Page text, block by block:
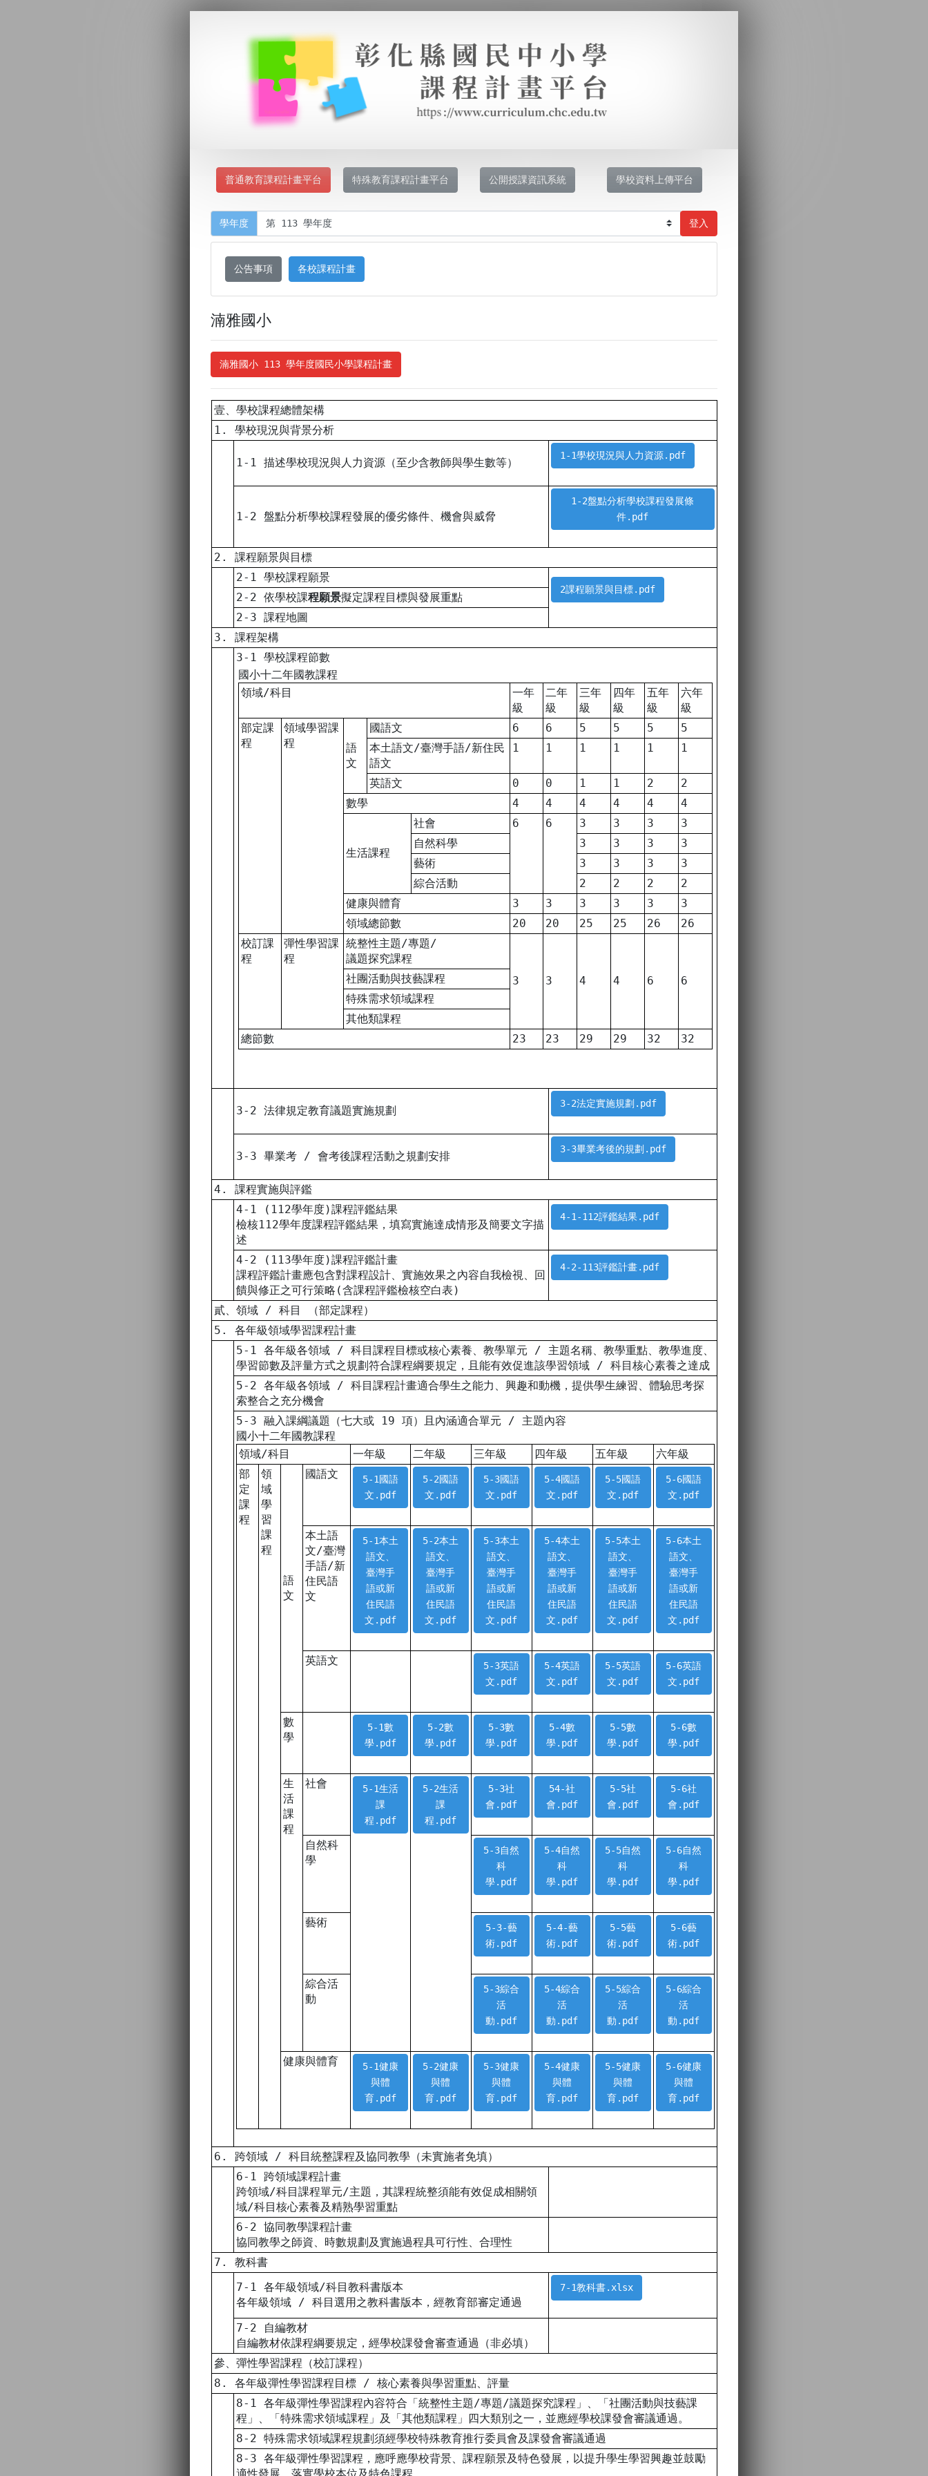
普通教育課程計畫平台 特殊教育課程計畫平台 公開授課資訊系統 學校資料上傳平台
學年度 登入
公告事項 各校課程計畫
湳雅國小
湳雅國小 113 學年度國民小學課程計畫
壹、學校課程總體架構
1. 學校現況與背景分析
1-1 描述學校現況與人力資源（至少含教師與學生數等）
1-1學校現況與人力資源.pdf
1-2 盤點分析學校課程發展的優劣條件、機會與威脅
1-2盤點分析學校課程發展條
件.pdf
2. 課程願景與目標
2-1 學校課程願景
2課程願景與目標.pdf
2-2 依學校課程願景擬定課程目標與發展重點
2-3 課程地圖
3. 課程架構
3-1 學校課程節數
國小十二年國教課程
領域/科目
一年
級
二年
級
三年
級
四年
級
五年
級
六年
級
部定課
程
領域學習課
程
語
文
國語文 6 6 5 5 5
5
本土語文/臺灣手語/新住民
語文
1 1 1 1 1 1
英語文 0 0 1 1 2
2
數學
4 4 4 4 4 4
生活課程
社會 6 6 3 3 3
3
自然科學
3 3 3
3
藝術
3 3 3
3
綜合活動
2 2 2
2
健康與體育
3 3 3 3 3
3
領域總節數
20 20 25 25 26
26
校訂課
程
彈性學習課
程
統整性主題/專題/
議題探究課程
3
3 4 4 6 6
社團活動與技藝課程
特殊需求領域課程
其他類課程
總節數
23 23 29 29 32 32
3-2 法律規定教育議題實施規劃
3-2法定實施規劃.pdf
3-3 畢業考 / 會考後課程活動之規劃安排
3-3畢業考後的規劃.pdf
4. 課程實施與評鑑
4-1 (112學年度)課程評鑑結果
檢核112學年度課程評鑑結果，填寫實施達成情形及簡要文字描
述
4-1-112評鑑結果.pdf
4-2 (113學年度)課程評鑑計畫
課程評鑑計畫應包含對課程設計、實施效果之內容自我檢視、回
饋與修正之可行策略(含課程評鑑檢核空白表)
4-2-113評鑑計畫.pdf
貳、領域 / 科目 （部定課程）
5. 各年級領域學習課程計畫
5-1 各年級各領域 / 科目課程目標或核心素養、教學單元 / 主題名稱、教學重點、教學進度、
學習節數及評量方式之規劃符合課程綱要規定，且能有效促進該學習領域 / 科目核心素養之達成
5-2 各年級各領域 / 科目課程計畫適合學生之能力、興趣和動機，提供學生練習、體驗思考探
索整合之充分機會
5-3 融入課綱議題（七大或 19 項）且內涵適合單元 / 主題內容
國小十二年國教課程
領域/科目
一年級 二年級 三年級 四年級 五年級
六年級
部
定
課
程
領
域
學
習
課
程
語
文
國語文
5-1國語
文.pdf
5-2國語
文.pdf
5-3國語
文.pdf
5-4國語
文.pdf
5-5國語
文.pdf
5-6國語
文.pdf
本土語
文/臺灣
手語/新
住民語
文
5-1本土
語文、
臺灣手
語或新
住民語
文.pdf
5-2本土
語文、
臺灣手
語或新
住民語
文.pdf
5-3本土
語文、
臺灣手
語或新
住民語
文.pdf
5-4本土
語文、
臺灣手
語或新
住民語
文.pdf
5-5本土
語文、
臺灣手
語或新
住民語
文.pdf
5-6本土
語文、
臺灣手
語或新
住民語
文.pdf
英語文
5-3英語
文.pdf
5-4英語
文.pdf
5-5英語
文.pdf
5-6英語
文.pdf
數
學
5-1數
學.pdf
5-2數
學.pdf
5-3數
學.pdf
5-4數
學.pdf
5-5數
學.pdf
5-6數
學.pdf
生
活
課
程
社會
5-1生活
課
程.pdf
5-2生活
課
程.pdf
5-3社
會.pdf
54-社
會.pdf
5-5社
會.pdf
5-6社
會.pdf
自然科
學
5-3自然
科
學.pdf
5-4自然
科
學.pdf
5-5自然
科
學.pdf
5-6自然
科
學.pdf
藝術
5-3-藝
術.pdf
5-4-藝
術.pdf
5-5藝
術.pdf
5-6藝
術.pdf
綜合活
動
5-3綜合
活
動.pdf
5-4綜合
活
動.pdf
5-5綜合
活
動.pdf
5-6綜合
活
動.pdf
健康與體育
5-1健康
與體
育.pdf
5-2健康
與體
育.pdf
5-3健康
與體
育.pdf
5-4健康
與體
育.pdf
5-5健康
與體
育.pdf
5-6健康
與體
育.pdf
6. 跨領域 / 科目統整課程及協同教學（未實施者免填）
6-1 跨領域課程計畫
跨領域/科目課程單元/主題，其課程統整須能有效促成相關領
域/科目核心素養及精熟學習重點
6-2 協同教學課程計畫
協同教學之師資、時數規劃及實施過程具可行性、合理性
7. 教科書
7-1 各年級領域/科目教科書版本
各年級領域 / 科目選用之教科書版本，經教育部審定通過
7-1教科書.xlsx
7-2 自編教材
自編教材依課程綱要規定，經學校課發會審查通過（非必填）
參、彈性學習課程（校訂課程）
8. 各年級彈性學習課程目標 / 核心素養與學習重點、評量
8-1 各年級彈性學習課程內容符合「統整性主題/專題/議題探究課程」、「社團活動與技藝課
程」、「特殊需求領域課程」及「其他類課程」四大類別之一，並應經學校課發會審議通過。
8-2 特殊需求領域課程規劃須經學校特殊教育推行委員會及課發會審議通過
8-3 各年級彈性學習課程，應呼應學校背景、課程願景及特色發展，以提升學生學習興趣並鼓勵